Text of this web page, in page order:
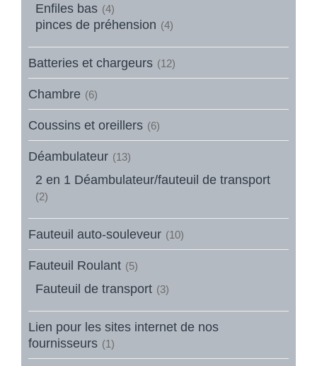
Enfiles bas (4)
pinces de préhension (4)
Batteries et chargeurs (12)
Chambre (6)
Coussins et oreillers (6)
Déambulateur (13)
2 en 1 Déambulateur/fauteuil de transport
(2)
Fauteuil auto-souleveur (10)
Fauteuil Roulant (5)
Fauteuil de transport (3)
Lien pour les sites internet de nos
fournisseurs (1)